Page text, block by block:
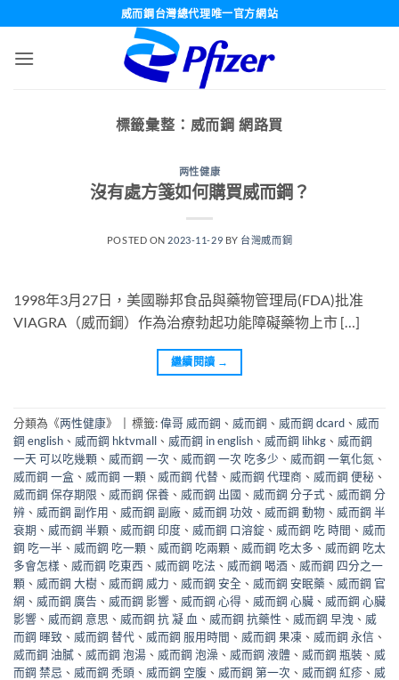
威而鋼台灣總代理唯一官方網站
標籤彙整： 威而鋼 網路買
两性健康
沒有處方箋如何購買威而鋼？
POSTED ON 2023-11-29 BY 台灣威而鋼
1998年3月27日，美國聯邦食品與藥物管理局(FDA)批准
VIAGRA（威而鋼）作為治療勃起功能障礙藥物上市 […]
繼續閱讀 →
分類為《两性健康》 標籤:偉哥 威而鋼 、 威而鋼 、 威而鋼 dcard 、 威而
鋼 english 、 威而鋼 hktvmall 、 威而鋼 in english 、 威而鋼 lihkg 、 威而鋼
一天 可以吃幾顆 、 威而鋼 一次 、 威而鋼 一次 吃多少 、 威而鋼 一氧化氮 、
威而鋼 一盒 、 威而鋼 一顆 、 威而鋼 代替 、 威而鋼 代理商 、 威而鋼 便秘 、
威而鋼 保存期限 、 威而鋼 保養 、 威而鋼 出國 、 威而鋼 分子式 、 威而鋼 分
辨 、 威而鋼 副作用 、 威而鋼 副廠 、 威而鋼 功效 、 威而鋼 動物 、 威而鋼 半
衰期 、 威而鋼 半顆 、 威而鋼 印度 、 威而鋼 口溶錠 、 威而鋼 吃 時間 、 威而
鋼 吃一半 、 威而鋼 吃一顆 、 威而鋼 吃兩顆 、 威而鋼 吃太多 、 威而鋼 吃太
多會怎樣 、 威而鋼 吃東西 、 威而鋼 吃法 、 威而鋼 喝酒 、 威而鋼 四分之一
顆 、 威而鋼 大樹 、 威而鋼 威力 、 威而鋼 安全 、 威而鋼 安眠藥 、 威而鋼 官
網 、 威而鋼 廣告 、 威而鋼 影響 、 威而鋼 心得 、 威而鋼 心臟 、 威而鋼 心臟
影響 、 威而鋼 意思 、 威而鋼 抗 凝 血 、 威而鋼 抗藥性 、 威而鋼 早洩 、 威
而鋼 暉致 、 威而鋼 替代 、 威而鋼 服用時間 、 威而鋼 果凍 、 威而鋼 永信 、
威而鋼 油膩 、 威而鋼 泡湯 、 威而鋼 泡澡 、 威而鋼 液體 、 威而鋼 瓶裝 、 威
而鋼 禁忌 、 威而鋼 禿頭 、 威而鋼 空腹 、 威而鋼 第一次 、 威而鋼 紅疹 、 威